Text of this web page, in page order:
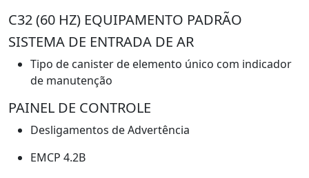
C32 (60 HZ) EQUIPAMENTO PADRÃO
SISTEMA DE ENTRADA DE AR
Tipo de canister de elemento único com indicador
de manutenção
PAINEL DE CONTROLE
Desligamentos de Advertência
EMCP 4.2B